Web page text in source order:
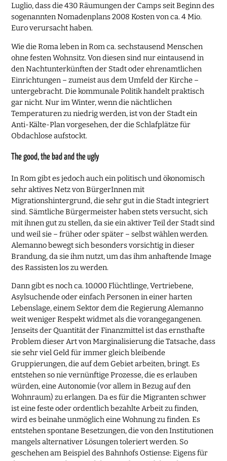
Luglio, dass die 430 Räumungen der Camps seit Beginn des
sogenannten Nomadenplans 2008 Kosten von ca. 4 Mio.
Euro verursacht haben.
Wie die Roma leben in Rom ca. sechstausend Menschen
ohne festen Wohnsitz. Von diesen sind nur eintausend in
den Nachtunterkünften der Stadt oder ehrenamtlichen
Einrichtungen – zumeist aus dem Umfeld der Kirche –
untergebracht. Die kommunale Politik handelt praktisch
gar nicht. Nur im Winter, wenn die nächtlichen
Temperaturen zu niedrig werden, ist von der Stadt ein
Anti-Kälte-Plan vorgesehen, der die Schlafplätze für
Obdachlose aufstockt.
The good, the bad and the ugly
In Rom gibt es jedoch auch ein politisch und ökonomisch
sehr aktives Netz von BürgerInnen mit
Migrationshintergrund, die sehr gut in die Stadt integriert
sind. Sämtliche Bürgermeister haben stets versucht, sich
mit ihnen gut zu stellen, da sie ein aktiver Teil der Stadt sind
und weil sie – früher oder später – selbst wählen werden.
Alemanno bewegt sich besonders vorsichtig in dieser
Brandung, da sie ihm nutzt, um das ihm anhaftende Image
des Rassisten los zu werden.
Dann gibt es noch ca. 10.000 Flüchtlinge, Vertriebene,
Asylsuchende oder einfach Personen in einer harten
Lebenslage, einem Sektor dem die Regierung Alemanno
weit weniger Respekt widmet als die vorangegangenen.
Jenseits der Quantität der Finanzmittel ist das ernsthafte
Problem dieser Art von Marginalisierung die Tatsache, dass
sie sehr viel Geld für immer gleich bleibende
Gruppierungen, die auf dem Gebiet arbeiten, bringt. Es
entstehen so nie vernünftige Prozesse, die es erlauben
würden, eine Autonomie (vor allem in Bezug auf den
Wohnraum) zu erlangen. Da es für die Migranten schwer
ist eine feste oder ordentlich bezahlte Arbeit zu finden,
wird es beinahe unmöglich eine Wohnung zu finden. Es
entstehen spontane Besetzungen, die von den Institutionen
mangels alternativer Lösungen toleriert werden. So
geschehen am Beispiel des Bahnhofs Ostiense: Eigens für